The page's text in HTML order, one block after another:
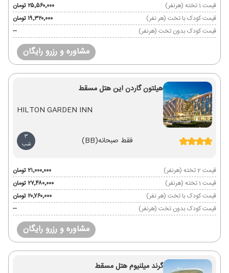
قیمت 1 تخته (هرنفر)
۲۵٬۵۶۰٬۰۰۰ تومان
قیمت کودک با تخت (هر نفر)
۱۹٬۳۲۰٬۰۰۰ تومان
قیمت کودک بدون تخت (هرنفر)
--
مشاوره و رزرو رایگان
هیلتون گاردن این هتل مسقط
HILTON GARDEN INN
فقط صبحانه(BB)
3
شب
قیمت 2 تخته (هرنفر)
۲۱٬۰۰۰٬۰۰۰ تومان
قیمت 1 تخته (هرنفر)
۲۷٬۴۸۰٬۰۰۰ تومان
قیمت کودک با تخت (هر نفر)
۲۰٬۷۶۰٬۰۰۰ تومان
قیمت کودک بدون تخت (هرنفر)
--
مشاوره و رزرو رایگان
گرند میلنیوم هتل مسقط